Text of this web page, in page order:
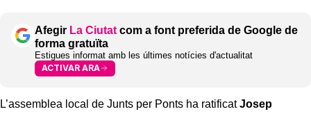
Afegir La Ciutat com a font preferida de Google de
forma gratuïta
Estigues informat amb les últimes notícies d'actualitat
ACTIVAR ARA
L’assemblea local de Junts per Ponts ha ratificatJosep